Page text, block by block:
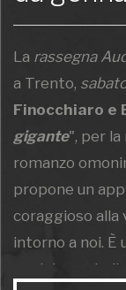
La rassegna
a Trento,
Finocchiaro e
gigante", per la
romanzo
propone un
coraggioso alla
intorno a noi. È
nostri sogni,